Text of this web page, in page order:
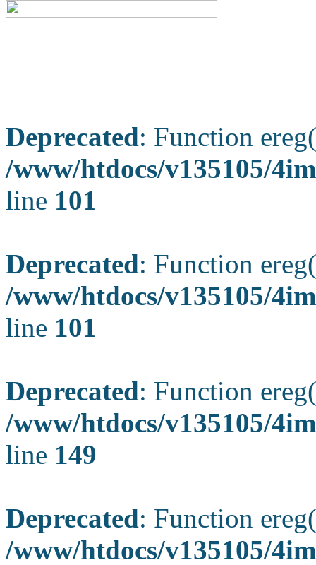
Deprecated: Function
/www/htdocs/v135105/
line 101
Deprecated: Function
/www/htdocs/v135105/
line 101
Deprecated: Function
/www/htdocs/v135105/
line 149
Deprecated: Function
/www/htdocs/v135105/